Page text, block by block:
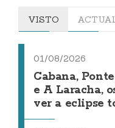
VISTO
01/08/2026
Cabana,
e A Laracha,
ver a eclipse